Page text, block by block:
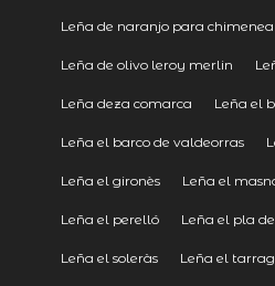
Leña de naranjo para chimenea
Leña de olivo leroy merlin
Leña deza comarca Leña el
Leña el barco de valdeorras
Leña el gironès Leña el
Leña el perelló Leña el pla
Leña el soleràs Leña el